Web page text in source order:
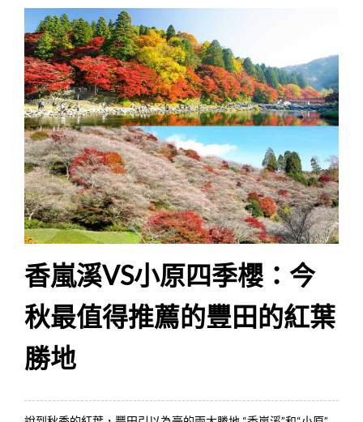
香嵐溪VS小原四季櫻：今
秋最值得推薦的豐田的紅葉
勝地